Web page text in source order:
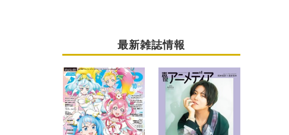
最新雑誌情報